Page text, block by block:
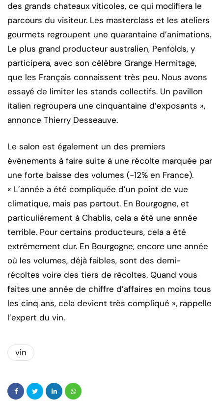
des grands chateaux viticoles, ce qui modifiera le
parcours du visiteur. Les masterclass et les ateliers
gourmets regroupent une quarantaine d’animations.
Le plus grand producteur australien, Penfolds, y
participera, avec son célèbre Grange Hermitage,
que les Français connaissent très peu. Nous avons
essayé de limiter les stands collectifs. Un pavillon
italien regroupera une cinquantaine d’exposants »,
annonce Thierry Desseauve.
Le salon est également un des premiers
événements à faire suite à une récolte marquée par
une forte baisse des volumes (-12% en France).
« L’année a été compliquée d’un point de vue
climatique, mais pas partout. En Bourgogne, et
particulièrement à Chablis, cela a été une année
terrible. Pour certains producteurs, cela a été
extrêmement dur. En Bourgogne, encore une année
où les volumes, déjà faibles, sont des demi-
récoltes voire des tiers de récoltes. Quand vous
faites une année de chiffre d’affaires en moins tous
les cinq ans, cela devient très compliqué », rappelle
l’expert du vin.
vin